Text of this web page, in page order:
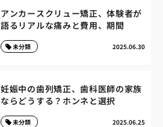
アンカースクリュー矯正、体験者が
語るリアルな痛みと費用、期間
2025.06.30
未分類
妊娠中の歯列矯正、歯科医師の家族
ならどうする？ホンネと選択
2025.06.25
未分類